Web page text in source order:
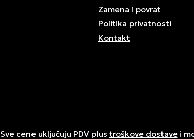
Zamena i povrat
Politika privatnosti
Kontakt
Sve cene uključuju PDV plus troškove dostavei